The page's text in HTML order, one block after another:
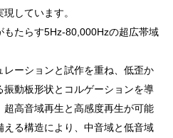
しています。
たらす5Hz-80,000Hzの超広帯域
ーションと試作を重ね、低歪か
動板形状とコルゲーションを導
高音域再生と高感度再生が可能
る構造により、中音域と低音域